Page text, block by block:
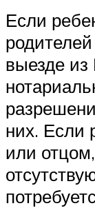
Если
выезде из
них. Если
или